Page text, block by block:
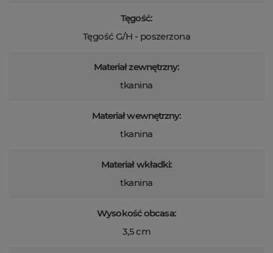
Tęgość:
Tęgość G/H - poszerzona
Materiał zewnętrzny:
tkanina
Materiał wewnętrzny:
tkanina
Materiał wkładki:
tkanina
Wysokość obcasa:
3,5 cm